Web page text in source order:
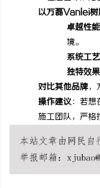
以万磊Vanlei树
卓越性能
境。
系统工艺
独特效果
对比其他品牌，
操作建议：若想
施工团队，严格